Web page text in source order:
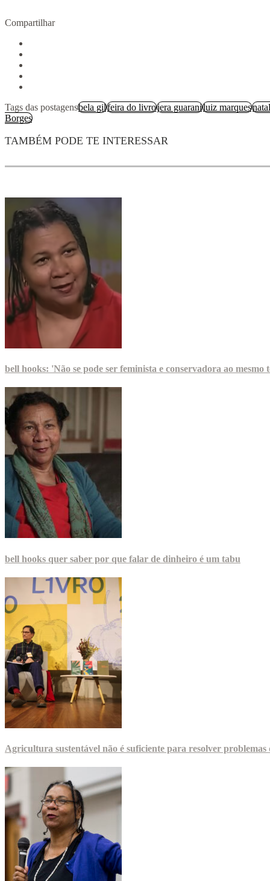
Compartilhar
Tags das postagensbela gilfeira do livrojera guaraniluiz marques
Borges
TAMBÉM PODE TE INTERESSAR
bell hooks: 'Não se pode ser feminista e conservadora ao mesmo
bell hooks quer saber por que falar de dinheiro é um tabu
Agricultura sustentável não é suficiente para resolver problemas